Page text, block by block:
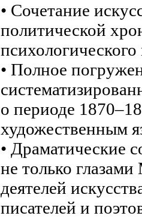
• Сочетание
политической
психологического
• Полное
о периоде
художественным
• Драматические
не только
деятелей
писателей и